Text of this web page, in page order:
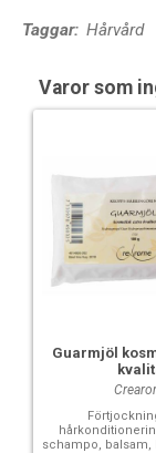
Taggar: Hårvård
Varor som
Guarmjöl
schampo, balsam,